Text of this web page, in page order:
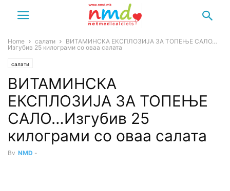
Home салати
ВИТАМИНСКА ЕКСПЛОЗИЈА ЗА ТОПЕЊЕ САЛО…
Изгубив 25 килограми со оваа салата
салати
ВИТАМИНСКА
ЕКСПЛОЗИЈА ЗА ТОПЕЊЕ
САЛО…Изгубив 25
килограми со оваа салата
By NMD -